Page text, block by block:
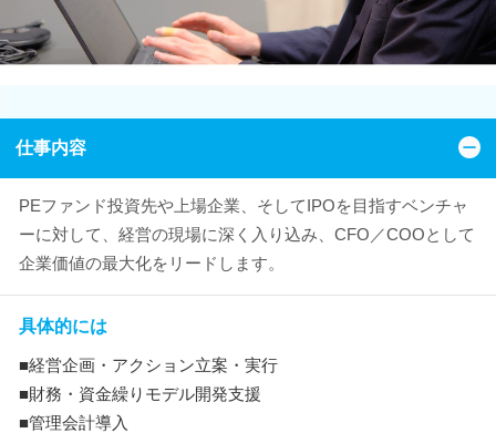
仕事内容
PEファンド投資先や上場企業、そしてIPOを目指すベンチャ
ーに対して、経営の現場に深く入り込み、CFO／COOとして
企業価値の最大化をリードします。
具体的には
■経営企画・アクション立案・実行
■財務・資金繰りモデル開発支援
■管理会計導入